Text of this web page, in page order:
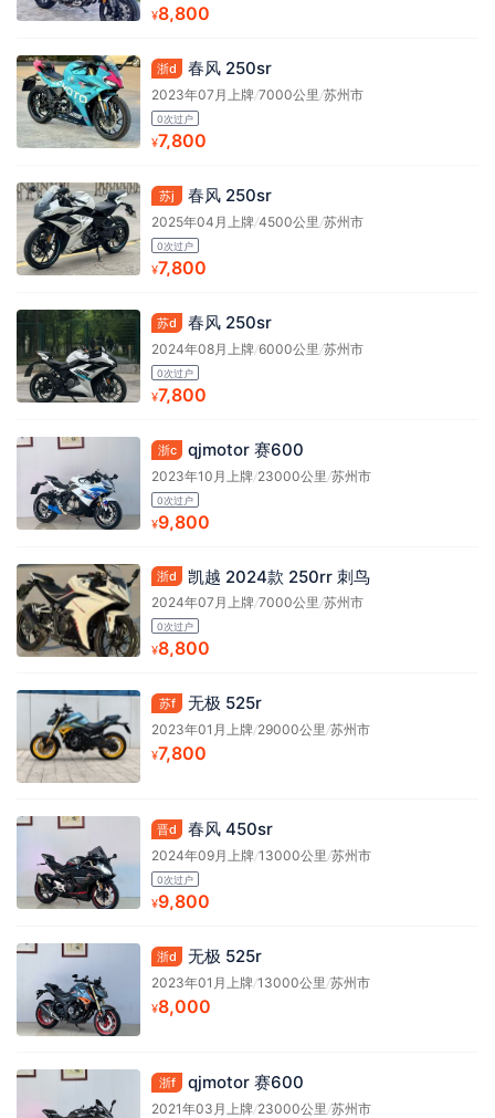
¥8,800
浙d 春风 250sr
2023年07月上牌/7000公里 /苏州市
0次过户
¥7,800
苏j 春风 250sr
2025年04月上牌/4500公里 /苏州市
0次过户
¥7,800
苏d 春风 250sr
2024年08月上牌/6000公里 /苏州市
0次过户
¥7,800
浙c qjmotor 赛600
2023年10月上牌/23000公里 /苏州市
0次过户
¥9,800
浙d 凯越 2024款 250rr 刺鸟
2024年07月上牌/7000公里/苏州市
0次过户
¥8,800
苏f 无极 525r
2023年01月上牌/29000公里/苏州市
¥7,800
晋d 春风 450sr
2024年09月上牌/13000公里/苏州市
0次过户
¥9,800
浙d 无极 525r
2023年01月上牌/13000公里/苏州市
¥8,000
浙f qjmotor 赛600
2021年03月上牌/23000公里/苏州市